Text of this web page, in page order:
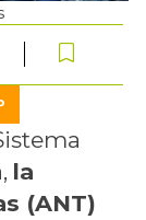
la
(ANT)